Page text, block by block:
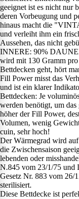
geeignet ist es nicht nur
deren Vorbeugung und
hinaus macht die
und verleiht ihm ein
Aussehen, das nicht
INNERE: 90%
wird mit 130 Gramm
Bettdecken geht, hört
Fill Power misst das
und ist ein klarer
Bettdecken: Je
werden benötigt, um
höher der Fill Power,
Volumen, wenig
cuin, sehr hoch!
Der Wärmegrad wird
die Zwischensaison
lebenden oder
N.845 vom 23/1/75 und
Gesetz Nr. 883 vom 26/
sterilisiert.
Diese Bettdecke ist